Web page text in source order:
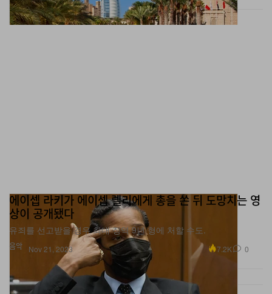
음악
에이셉 라키가 에이셉 렐리에게 총을 쏜 뒤 도망치는 영
상이 공개됐다
유죄를 선고받을 경우 최대 징역 9년 형에 처할 수도.
Nov 21, 2023 7.2K 0